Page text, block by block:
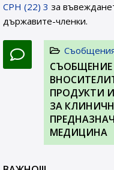
CPH (22) 3 за
държавите-членки.
ПРОДУКТИ
ЗА
МЕДИЦИНА